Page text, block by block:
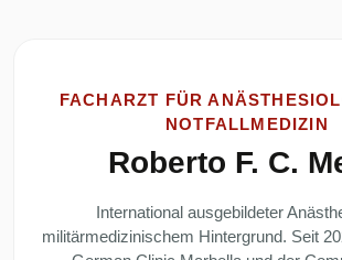
FACHARZT FÜR
NOTFALLMEDIZIN
Roberto F. C.
International ausgebildeter
militärmedizinischem Hintergrund. Seit